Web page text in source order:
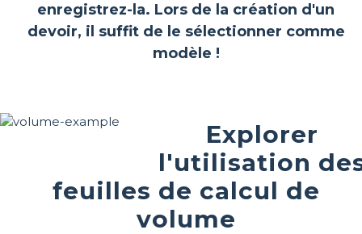
enregistrez-la. Lors de la création d'un
devoir, il suffit de le sélectionner comme
modèle !
Explorer
l'utilisation
feuilles de calcul de
volume